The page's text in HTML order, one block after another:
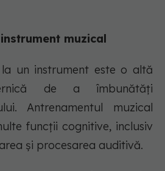
muzical
un instrument este o altă
de a îmbunătăți
Antrenamentul muzical
funcții cognitive, inclusiv
și procesarea auditivă.